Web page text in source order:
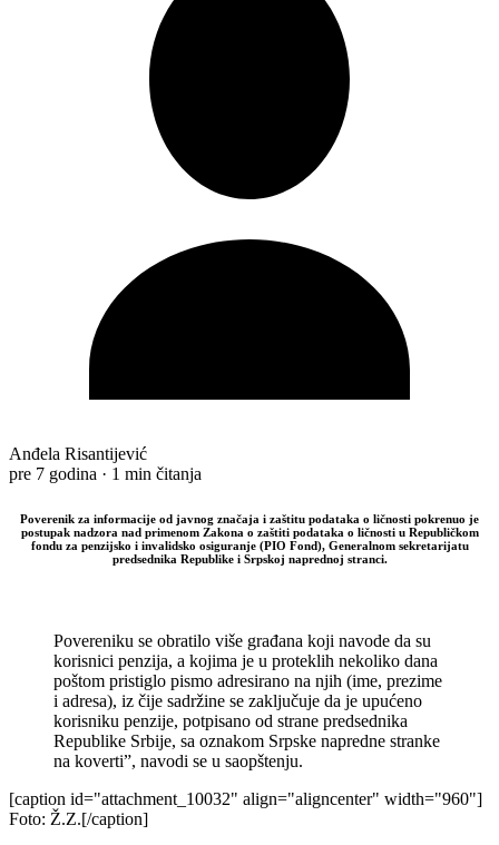
Anđela Risantijević
pre 7 godina · 1 min čitanja
Poverenik za informacije od javnog značaja i zaštitu podataka o ličnosti pokrenuo je
postupak nadzora nad primenom Zakona o zaštiti podataka o ličnosti u Republičkom
fondu za penzijsko i invalidsko osiguranje (PIO Fond), Generalnom sekretarijatu
predsednika Republike i Srpskoj naprednoj stranci.
Povereniku se obratilo više građana koji navode da su
korisnici penzija, a kojima je u proteklih nekoliko dana
poštom pristiglo pismo adresirano na njih (ime, prezime
i adresa), iz čije sadržine se zaključuje da je upućeno
korisniku penzije, potpisano od strane predsednika
Republike Srbije, sa oznakom Srpske napredne stranke
na koverti”, navodi se u saopštenju.
[caption id="attachment_10032" align="aligncenter" width="960"]
Foto: Ž.Z.[/caption]